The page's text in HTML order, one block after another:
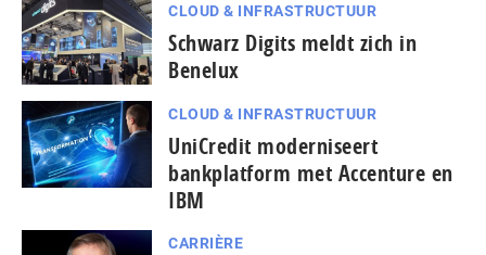
CLOUD & INFRASTRUCTUUR
Schwarz Digits meldt zich in
Benelux
CLOUD & INFRASTRUCTUUR
UniCredit moderniseert
bankplatform met Accenture en
IBM
CARRIÈRE